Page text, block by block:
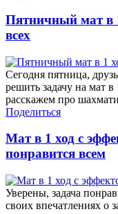
Пятничный мат в
всех
Сегодня пятница,
решить задачу на мат
расскажем про
Поделиться
Мат в 1 ход с
понравится всем
Уверены, задача
своих впечатлениях о